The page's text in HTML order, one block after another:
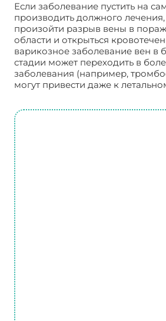
Если заболевание пустить на
производить должного
произойти разрыв вены в
области и открыться
варикозное заболевание вен в
стадии может переходить в
заболевания (например,
могут привести даже к